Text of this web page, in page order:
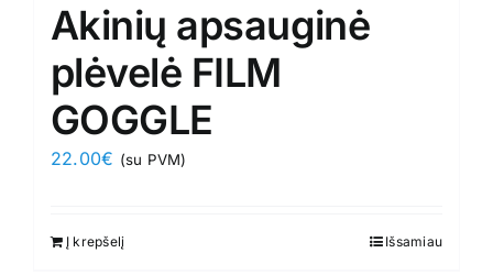
Akinių apsauginė
plėvelė FILM
GOGGLE
22.00€ (su PVM)
Į krepšelį Išsamiau